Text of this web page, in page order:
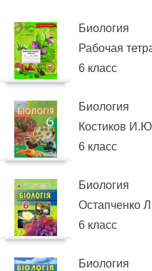
Биология
Рабочая
6 класс
Биология
Костиков
6 класс
Биология
Остапченко
6 класс
Биология